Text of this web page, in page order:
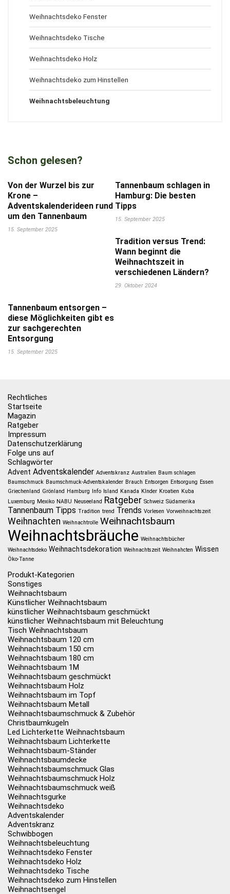
Weihnachtsdeko Fenster
Weihnachtsdeko Tische
Weihnachtsdeko Holz
Weihnachtsdeko zum Hinstellen
Weihnachtsbeleuchtung
Schon gelesen?
Von der Wurzel bis zur
Krone –
Adventskalenderideen rund
um den Tannenbaum
15. September 2025
Tannenbaum schlagen in
Hamburg: Die besten
Tipps
15. September 2025
Tradition versus Trend:
Wann beginnt die
Weihnachtszeit in
verschiedenen Ländern?
29. Oktober 2024
Tannenbaum entsorgen –
diese Möglichkeiten gibt es
zur sachgerechten
Entsorgung
15. September 2025
Rechtliches
Startseite
Magazin
Ratgeber
Impressum
Datenschutzerklärung
Folge uns auf
Schlagwörter
Advent Adventskalender Adventskranz Australien Baum schlagen
Baumschmuck Baumschmuck-Adventskalender Brauch Entsorgen Entsorgung Essen
Griechenland Grönland Hamburg Info Island Kanada KInder Kroatien Kuba
Luxemburg Mexiko NABU Neuseeland Ratgeber Schweiz Südamerika
Tannenbaum Tipps Tradition trend Trends Vorlesen Vorweihnachtszeit
Weihnachten Weihnachtrolle Weihnachtsbaum
Weihnachtsbräuche Weihnachtsbücher
Weihnachtsdeko Weihnachtsdekoration Weihnachtszeit Weihnahcten Wissen
Öko-Tanne
Produkt-Kategorien
Sonstiges
Weihnachtsbaum
Künstlicher Weihnachtsbaum
künstlicher Weihnachtsbaum geschmückt
künstlicher Weihnachtsbaum mit Beleuchtung
Tisch Weihnachtsbaum
Weihnachtsbaum 120 cm
Weihnachtsbaum 150 cm
Weihnachtsbaum 180 cm
Weihnachtsbaum 1M
Weihnachtsbaum geschmückt
Weihnachtsbaum Holz
Weihnachtsbaum im Topf
Weihnachtsbaum Metall
Weihnachtsbaumschmuck & Zubehör
Christbaumkugeln
Led Lichterkette Weihnachtsbaum
Weihnachtsbaum Lichterkette
Weihnachtsbaum-Ständer
Weihnachtsbaumdecke
Weihnachtsbaumschmuck Glas
Weihnachtsbaumschmuck Holz
Weihnachtsbaumschmuck weiß
Weihnachtsgurke
Weihnachtsdeko
Adventskalender
Adventskranz
Schwibbogen
Weihnachtsbeleuchtung
Weihnachtsdeko Fenster
Weihnachtsdeko Holz
Weihnachtsdeko Tische
Weihnachtsdeko zum Hinstellen
Weihnachtsengel